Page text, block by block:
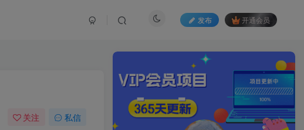
发布 开通会员
关注 私信